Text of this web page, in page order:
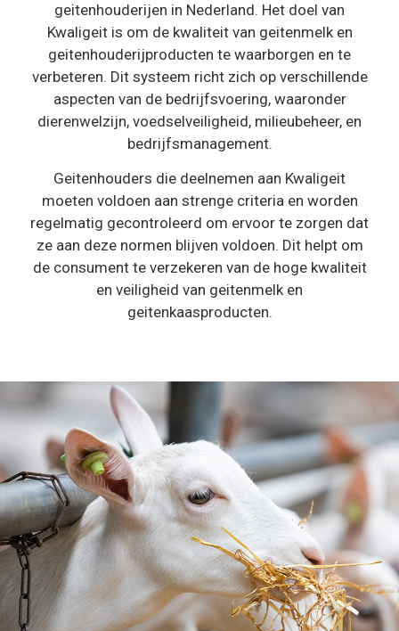
geitenhouderijen in Nederland. Het doel van
Kwaligeit is om de kwaliteit van geitenmelk en
geitenhouderijproducten te waarborgen en te
verbeteren. Dit systeem richt zich op verschillende
aspecten van de bedrijfsvoering, waaronder
dierenwelzijn, voedselveiligheid, milieubeheer, en
bedrijfsmanagement.
Geitenhouders die deelnemen aan Kwaligeit
moeten voldoen aan strenge criteria en worden
regelmatig gecontroleerd om ervoor te zorgen dat
ze aan deze normen blijven voldoen. Dit helpt om
de consument te verzekeren van de hoge kwaliteit
en veiligheid van geitenmelk en
geitenkaasproducten.